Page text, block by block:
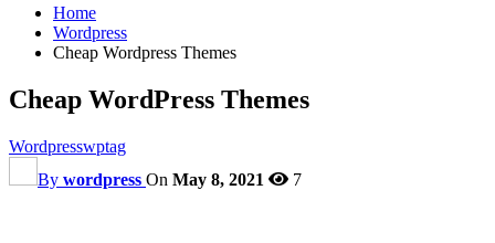
Home
Wordpress
Cheap Wordpress Themes
Cheap WordPress Themes
Wordpresswptag
By wordpress On May 8, 2021 7